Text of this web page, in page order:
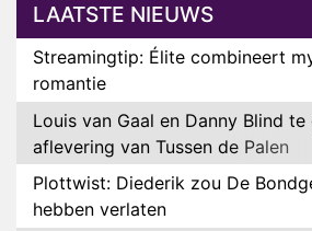
LAATSTE NIEUWS
Streamingtip: Élite combineert
romantie
Louis van Gaal en Danny Blind
aflevering van Tussen de Palen
Plottwist: Diederik zou De
hebben verlaten